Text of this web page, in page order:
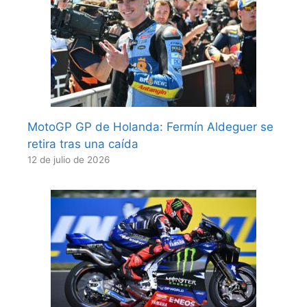
MotoGP GP de Holanda: Fermín Aldeguer se
retira tras una caída
12 de julio de 2026